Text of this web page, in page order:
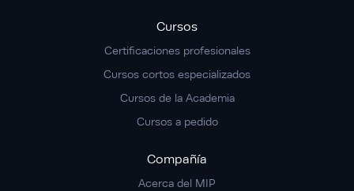
Cursos
Certificaciones profesionales
Cursos cortos especializados
Cursos de la Academia
Cursos a pedido
Compañía
Acerca del MIP